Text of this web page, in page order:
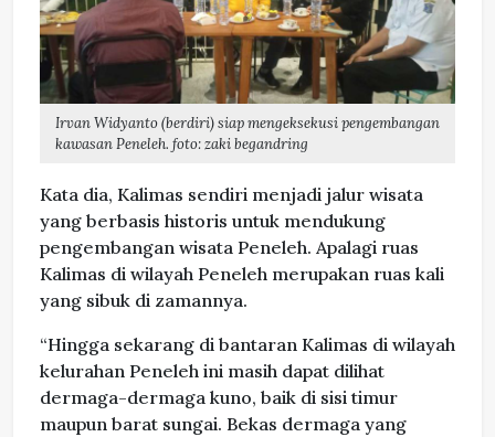
Irvan Widyanto (berdiri) siap mengeksekusi pengembangan
kawasan Peneleh. foto: zaki begandring
Kata dia, Kalimas sendiri menjadi jalur wisata
yang berbasis historis untuk mendukung
pengembangan wisata Peneleh. Apalagi ruas
Kalimas di wilayah Peneleh merupakan ruas kali
yang sibuk di zamannya.
“Hingga sekarang di bantaran Kalimas di wilayah
kelurahan Peneleh ini masih dapat dilihat
dermaga-dermaga kuno, baik di sisi timur
maupun barat sungai. Bekas dermaga yang